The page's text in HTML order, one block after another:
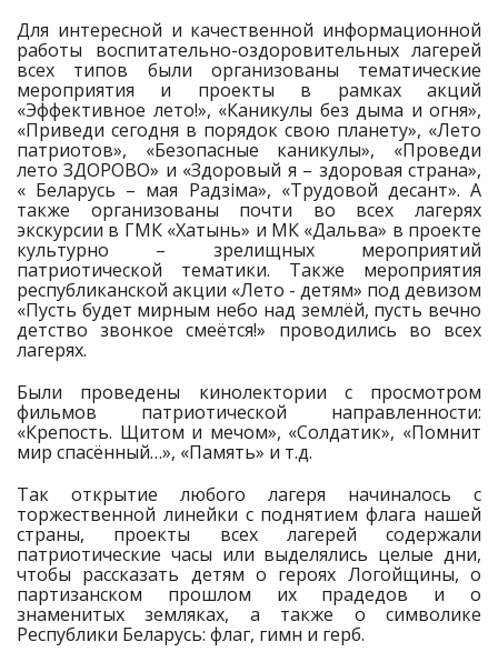
Для интересной и качественной информационной
работы воспитательно-оздоровительных лагерей
всех типов были организованы тематические
мероприятия и проекты в рамках акций
«Эффективное лето!», «Каникулы без дыма и огня»,
«Приведи сегодня в порядок свою планету», «Лето
патриотов», «Безопасные каникулы», «Проведи
лето ЗДОРОВО» и «Здоровый я – здоровая страна»,
« Беларусь – мая Радзiма», «Трудовой десант». А
также организованы почти во всех лагерях
экскурсии в ГМК «Хатынь» и МК «Дальва» в проекте
культурно – зрелищных мероприятий
патриотической тематики. Также мероприятия
республиканской акции «Лето - детям» под девизом
«Пусть будет мирным небо над землёй, пусть вечно
детство звонкое смеётся!» проводились во всех
лагерях.
Были проведены кинолектории с просмотром
фильмов патриотической направленности:
«Крепость. Щитом и мечом», «Солдатик», «Помнит
мир спасённый…», «Память» и т.д.
Так открытие любого лагеря начиналось с
торжественной линейки с поднятием флага нашей
страны, проекты всех лагерей содержали
патриотические часы или выделялись целые дни,
чтобы рассказать детям о героях Логойщины, о
партизанском прошлом их прадедов и о
знаменитых земляках, а также о символике
Республики Беларусь: флаг, гимн и герб.